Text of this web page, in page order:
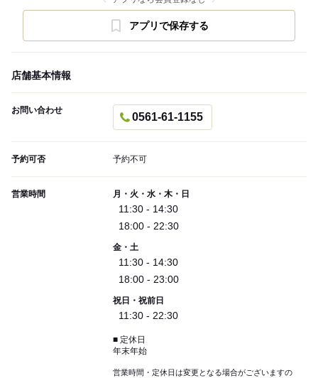
アプリで保存する
店舗基本情報
お問い合わせ
0561-61-1155
予約可否 予約不可
営業時間 月・火・水・木・日
11:30 - 14:30
18:00 - 22:30
金・土
11:30 - 14:30
18:00 - 23:00
祝日・祝前日
11:30 - 22:30
■ 定休日
年末年始
営業時間・定休日は変更となる場合がございますの